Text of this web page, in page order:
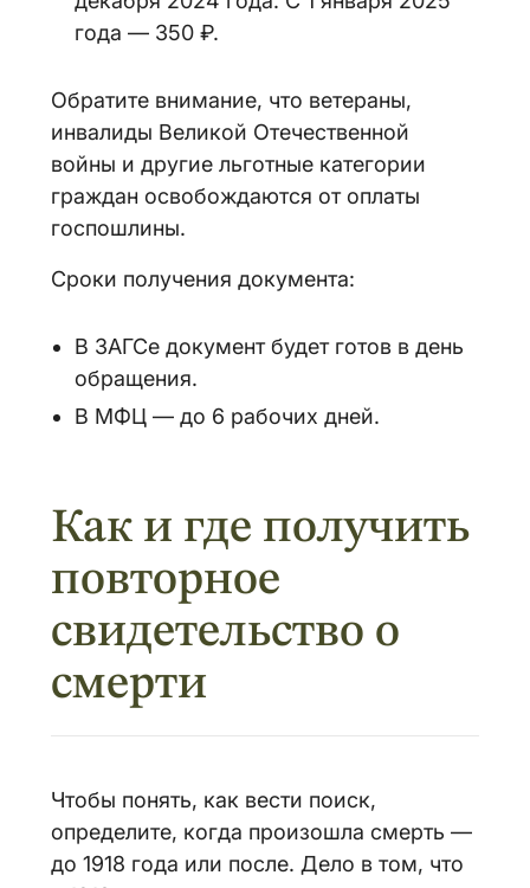
года — 350 ₽.
Обратите внимание, что ветераны,
инвалиды Великой Отечественной
войны и другие льготные категории
граждан освобождаются от оплаты
госпошлины.
Сроки получения документа:
В ЗАГСе документ будет готов в день
обращения.
В МФЦ — до 6 рабочих дней.
Как и где получить
повторное
свидетельство о
смерти
Чтобы понять, как вести поиск,
определите, когда произошла смерть —
до 1918 года или после. Дело в том, что